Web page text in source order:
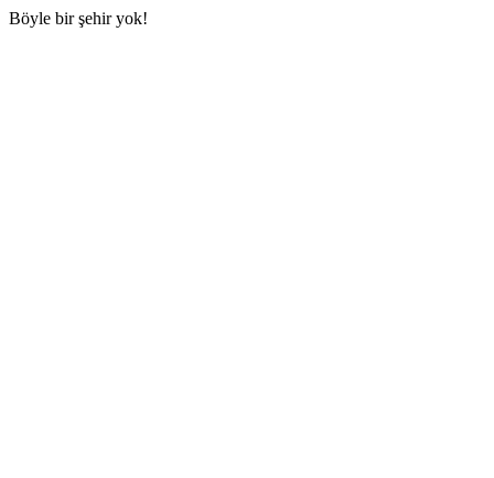
Böyle bir şehir yok!